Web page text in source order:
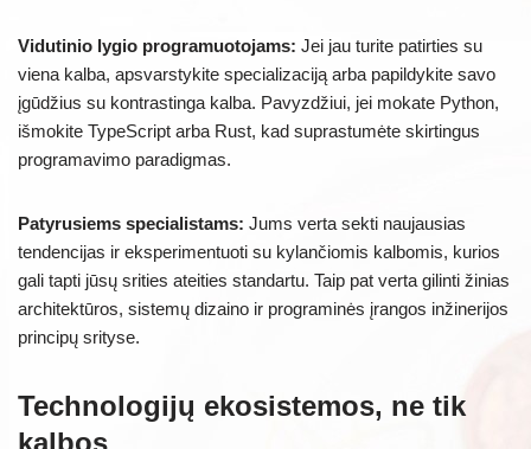
Vidutinio lygio programuotojams: Jei jau turite patirties su
viena kalba, apsvarstykite specializaciją arba papildykite savo
įgūdžius su kontrastinga kalba. Pavyzdžiui, jei mokate Python,
išmokite TypeScript arba Rust, kad suprastumėte skirtingus
programavimo paradigmas.
Patyrusiems specialistams: Jums verta sekti naujausias
tendencijas ir eksperimentuoti su kylančiomis kalbomis, kurios
gali tapti jūsų srities ateities standartu. Taip pat verta gilinti žinias
architektūros, sistemų dizaino ir programinės įrangos inžinerijos
principų srityse.
Technologijų ekosistemos, ne tik